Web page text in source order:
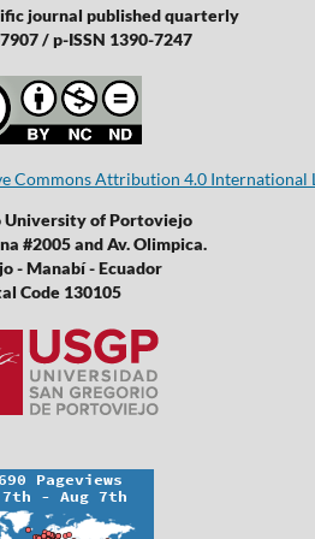
journal published quarterly
/ p-ISSN 1390-7247
Commons Attribution 4.0 International
University of Portoviejo
#2005 and Av. Olimpica.
- Manabí - Ecuador
Code 130105